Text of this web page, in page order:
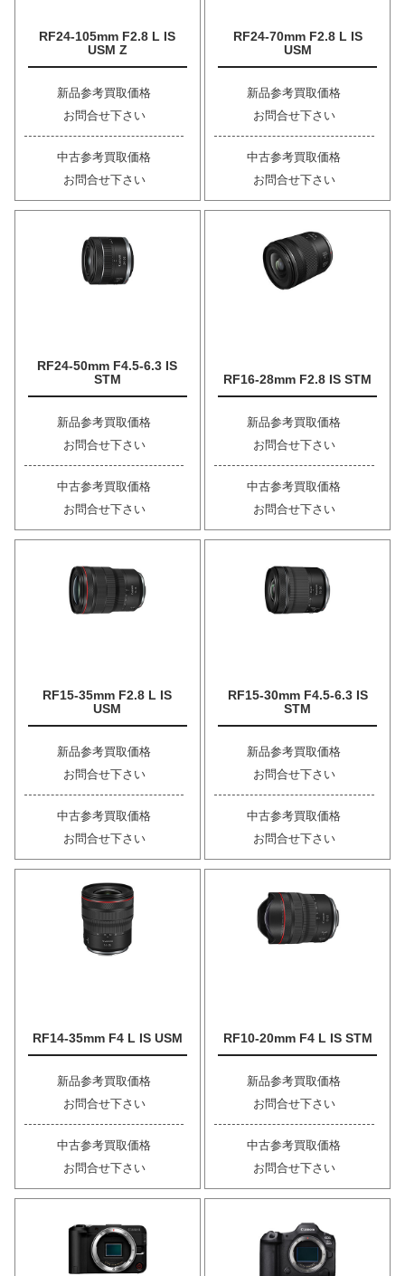
RF24-105mm F2.8 L IS
USM Z
新品参考買取価格
お問合せ下さい
中古参考買取価格
お問合せ下さい
RF24-70mm F2.8 L IS
USM
新品参考買取価格
お問合せ下さい
中古参考買取価格
お問合せ下さい
RF24-50mm F4.5-6.3 IS
STM
新品参考買取価格
お問合せ下さい
中古参考買取価格
お問合せ下さい
RF16-28mm F2.8 IS STM
新品参考買取価格
お問合せ下さい
中古参考買取価格
お問合せ下さい
RF15-35mm F2.8 L IS
USM
新品参考買取価格
お問合せ下さい
中古参考買取価格
お問合せ下さい
RF15-30mm F4.5-6.3 IS
STM
新品参考買取価格
お問合せ下さい
中古参考買取価格
お問合せ下さい
RF14-35mm F4 L IS USM
新品参考買取価格
お問合せ下さい
中古参考買取価格
お問合せ下さい
RF10-20mm F4 L IS STM
新品参考買取価格
お問合せ下さい
中古参考買取価格
お問合せ下さい